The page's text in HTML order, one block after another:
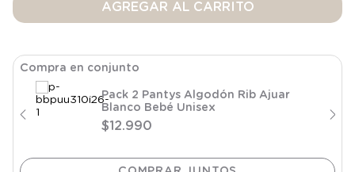
AGREGAR AL CARRITO
Compra en conjunto
Pack 2 Pantys Algodón Rib Ajuar
Blanco Bebé Unisex
$12.990